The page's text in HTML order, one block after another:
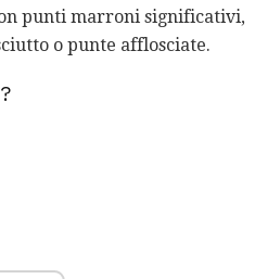
punti marroni significativi,
o punte afflosciate.